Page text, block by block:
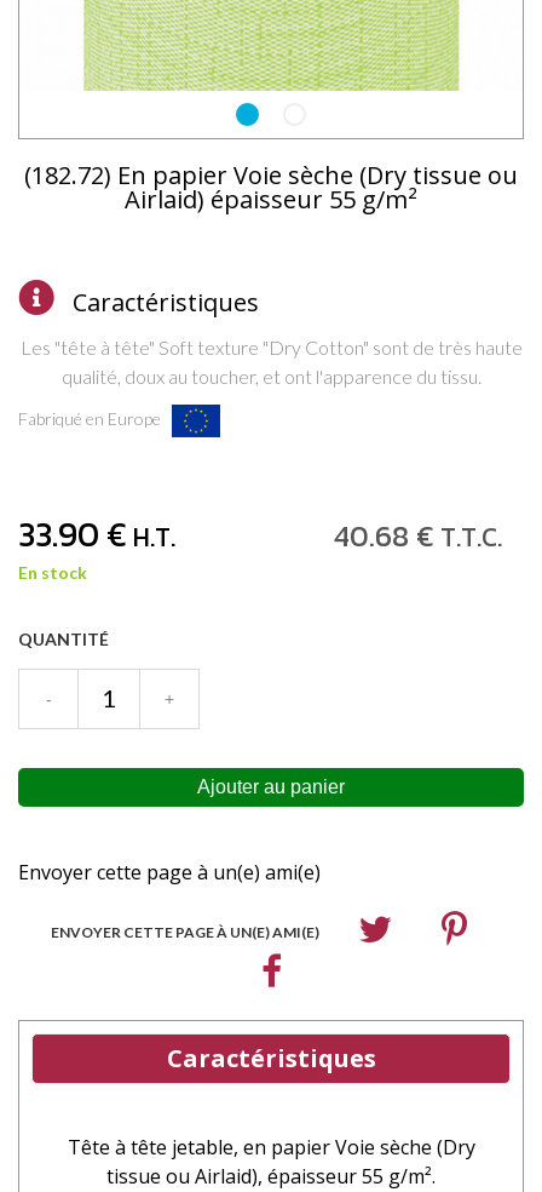
(182.72) En papier Voie sèche (Dry tissue ou
Airlaid) épaisseur 55 g/m²
Caractéristiques
Les "tête à tête" Soft texture "Dry Cotton" sont de très haute
qualité, doux au toucher, et ont l'apparence du tissu.
Fabriqué en Europe
33.90€ H.T. 40.68 € T.T.C.
En stock
QUANTITÉ
Envoyer cette page à un(e) ami(e)
ENVOYER CETTE PAGE À UN(E) AMI(E)
Caractéristiques
Tête à tête jetable, en papierVoie sèche (Dry
tissue ou Airlaid), épaisseur 55 g/m².